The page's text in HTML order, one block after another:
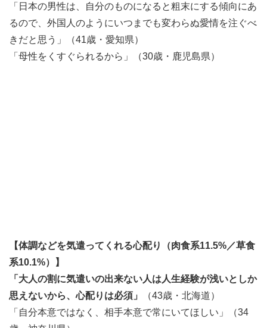
「日本の男性は、自分のものになると粗末にする傾向にあ
るので、外国人のようにいつまでも変わらぬ愛情を注ぐべ
きだと思う」（41歳・愛知県）
「母性をくすぐられるから」（30歳・鹿児島県）
【体調などを気遣ってくれる心配り（肉食系11.5%／草食
系10.1%）】
「大人の割に気遣いの出来ない人は人生経験が浅いとしか
思えないから、心配りは必須」
（43歳・北海道）
「自分本意ではなく、相手本意で常にいてほしい」（34